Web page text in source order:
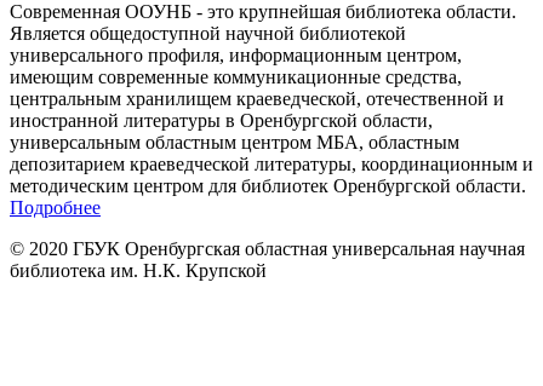
Современная ООУНБ - это крупнейшая библиотека области.
Является общедоступной научной библиотекой
универсального профиля, информационным центром,
имеющим современные коммуникационные средства,
центральным хранилищем краеведческой, отечественной и
иностранной литературы в Оренбургской области,
универсальным областным центром МБА, областным
депозитарием краеведческой литературы, координационным и
методическим центром для библиотек Оренбургской области.
Подробнее
© 2020 ГБУК Оренбургская областная универсальная научная
библиотека им. Н.К. Крупской